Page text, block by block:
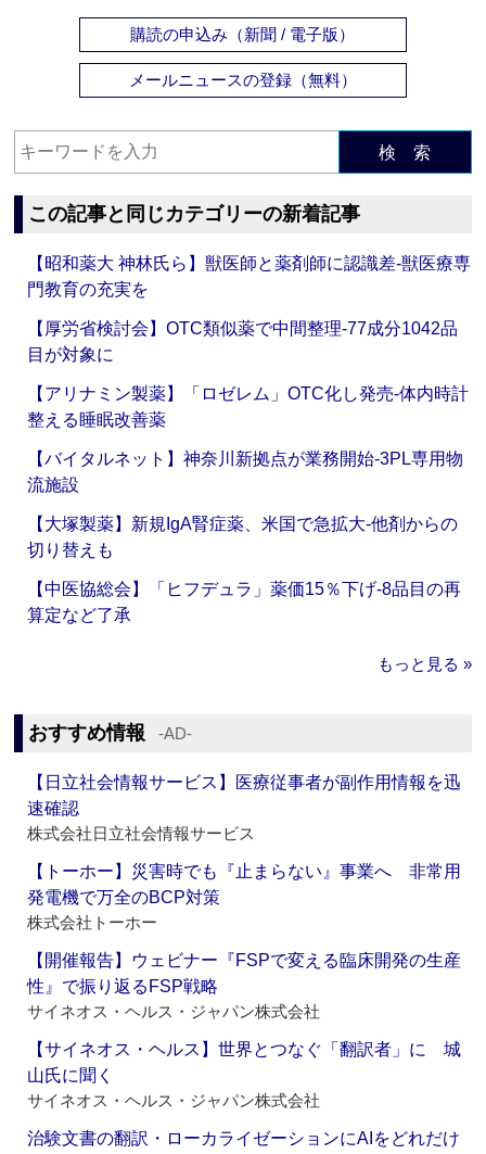
購読の申込み（新聞 / 電子版）
メールニュースの登録（無料）
検 索
この記事と同じカテゴリーの新着記事
【昭和薬大 神林氏ら】獣医師と薬剤師に認識差‐獣医療専
門教育の充実を
【厚労省検討会】OTC類似薬で中間整理‐77成分1042品
目が対象に
【アリナミン製薬】「ロゼレム」OTC化し発売‐体内時計
整える睡眠改善薬
【バイタルネット】神奈川新拠点が業務開始‐3PL専用物
流施設
【大塚製薬】新規IgA腎症薬、米国で急拡大‐他剤からの
切り替えも
【中医協総会】「ヒフデュラ」薬価15％下げ‐8品目の再
算定など了承
もっと見る »
おすすめ情報 ‐AD‐
【日立社会情報サービス】医療従事者が副作用情報を迅
速確認
株式会社日立社会情報サービス
【トーホー】災害時でも『止まらない』事業へ 非常用
発電機で万全のBCP対策
株式会社トーホー
【開催報告】ウェビナー『FSPで変える臨床開発の生産
性』で振り返るFSP戦略
サイネオス・ヘルス・ジャパン株式会社
【サイネオス・ヘルス】世界とつなぐ「翻訳者」に 城
山氏に聞く
サイネオス・ヘルス・ジャパン株式会社
治験文書の翻訳・ローカライゼーションにAIをどれだけ